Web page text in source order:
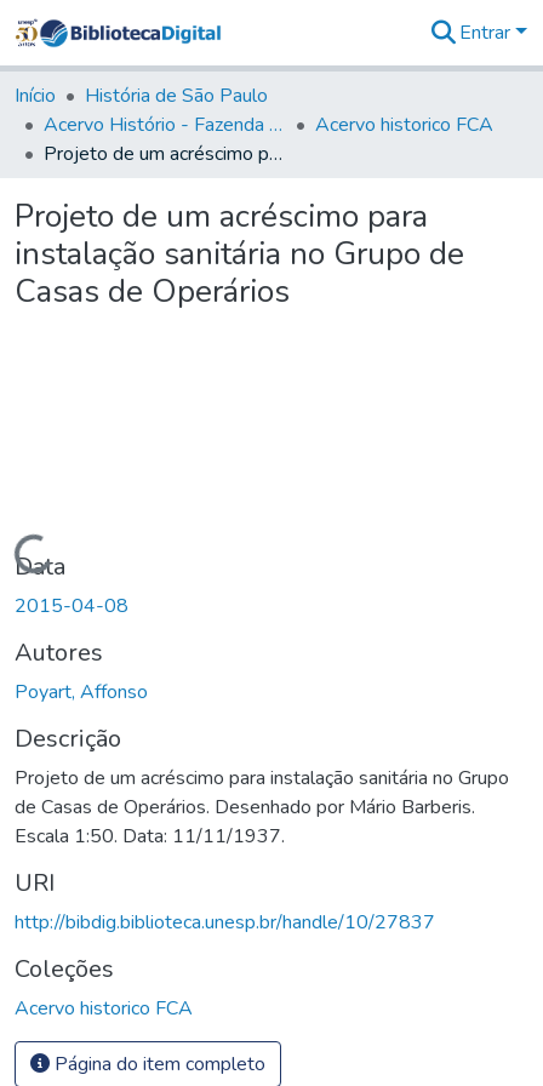
&
Coleções
Tudo na
Biblioteca
Estatísticas
Entrar
Início
História de São Paulo
Acervo Histório - Fazenda Lageado
Acervo historico FCA
Projeto de um acréscimo para instalação sanitária no Grupo de Casas de Operários
Projeto de um acréscimo para
instalação sanitária no Grupo de
Casas de Operários
Carregando...
Data
2015-04-08
Autores
Poyart, Affonso
Descrição
Projeto de um acréscimo para instalação sanitária no Grupo
de Casas de Operários. Desenhado por Mário Barberis.
Escala 1:50. Data: 11/11/1937.
URI
http://bibdig.biblioteca.unesp.br/handle/10/27837
Coleções
Acervo historico FCA
Página do item completo